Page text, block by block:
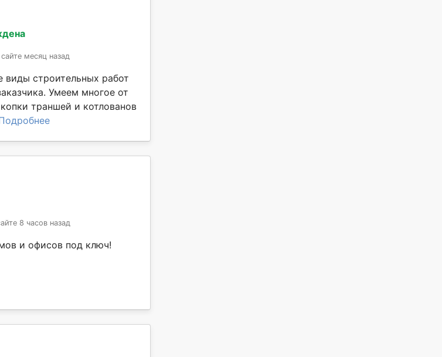
месяц назад
виды строительных работ
Умеем многое от
траншей и котлованов
8 часов назад
и офисов под ключ!